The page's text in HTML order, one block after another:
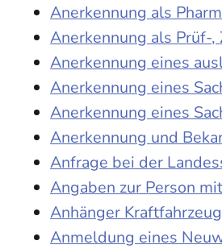
Anerkennung als
Anerkennung als Prüf-
Anerkennung eines
Anerkennung eines
Anerkennung eines
Anerkennung und
Anfrage bei der
Angaben zur Person
Anhänger
Anmeldung eines